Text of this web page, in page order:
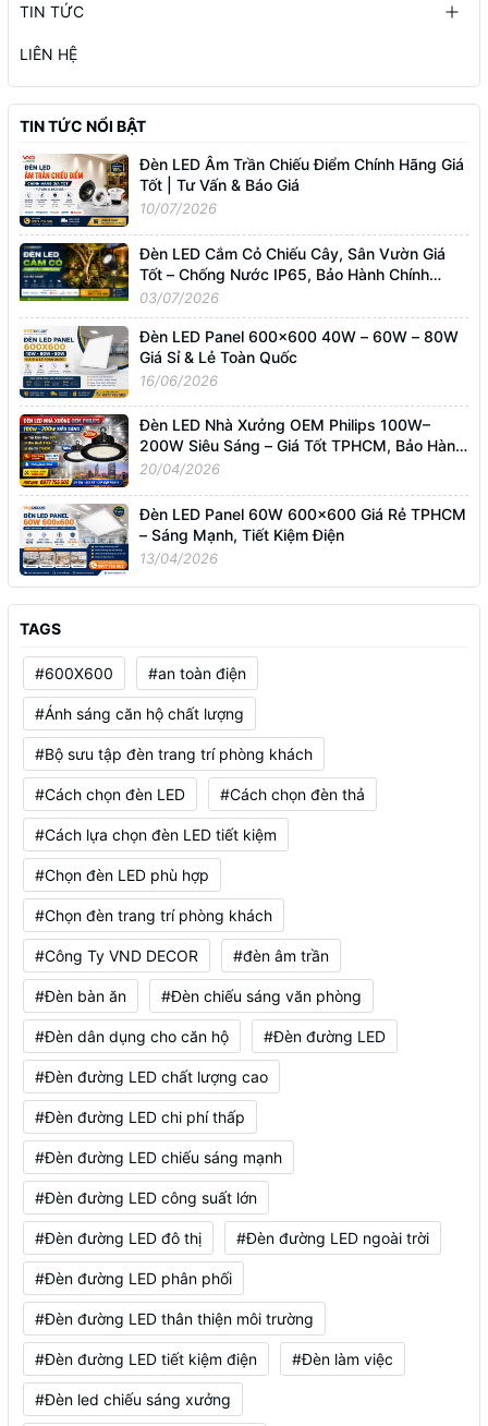
TIN TỨC
LIÊN HỆ
TIN TỨC NỔI BẬT
Đèn LED Âm Trần Chiếu Điểm Chính Hãng Giá
Tốt | Tư Vấn & Báo Giá
10/07/2026
Đèn LED Cắm Cỏ Chiếu Cây, Sân Vườn Giá
Tốt – Chống Nước IP65, Bảo Hành Chính
Hãng
03/07/2026
Đèn LED Panel 600x600 40W – 60W – 80W
Giá Sỉ & Lẻ Toàn Quốc
16/06/2026
Đèn LED Nhà Xưởng OEM Philips 100W–
200W Siêu Sáng – Giá Tốt TPHCM, Bảo Hành
3 Năm
20/04/2026
Đèn LED Panel 60W 600x600 Giá Rẻ TPHCM
– Sáng Mạnh, Tiết Kiệm Điện
13/04/2026
TAGS
#600X600 #an toàn điện
#Ánh sáng căn hộ chất lượng
#Bộ sưu tập đèn trang trí phòng khách
#Cách chọn đèn LED #Cách chọn đèn thả
#Cách lựa chọn đèn LED tiết kiệm
#Chọn đèn LED phù hợp
#Chọn đèn trang trí phòng khách
#Công Ty VND DECOR #đèn âm trần
#Đèn bàn ăn #Đèn chiếu sáng văn phòng
#Đèn dân dụng cho căn hộ #Đèn đường LED
#Đèn đường LED chất lượng cao
#Đèn đường LED chi phí thấp
#Đèn đường LED chiếu sáng mạnh
#Đèn đường LED công suất lớn
#Đèn đường LED đô thị #Đèn đường LED ngoài trời
#Đèn đường LED phân phối
#Đèn đường LED thân thiện môi trường
#Đèn đường LED tiết kiệm điện #Đèn làm việc
#Đèn led chiếu sáng xưởng